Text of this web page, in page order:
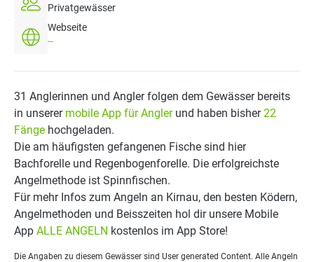
Privatgewässer
Webseite
--
31 Anglerinnen und Angler folgen dem Gewässer bereits
in unserer mobile App für Anglerund haben bisher22
Fänge hochgeladen.
Die am häufigsten gefangenen Fische sind hier
Bachforelle und Regenbogenforelle. Die erfolgreichste
Angelmethode ist Spinnfischen.
Für mehr Infos zum Angeln an Kirnau, den besten Ködern,
Angelmethoden und Beisszeiten hol dir unsere Mobile
App ALLE ANGELN kostenlos im App Store!
Die Angaben zu diesem Gewässer sind User generated Content. Alle Angeln